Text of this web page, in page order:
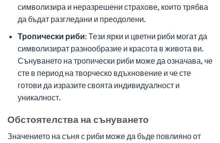
символизира и неразрешени страхове, които трябва
да бъдат разгледани и преодолени.
Тропически риби:Тези ярки и цветни риби могат да
символизират разнообразие и красота в живота ви.
Сънуването на тропически риби може да означава, че
сте в период на творческо вдъхновение и че сте
готови да изразите своята индивидуалност и
уникалност.
Обстоятелства на сънуването
Значението на съня с риби може да бъде повлияно от